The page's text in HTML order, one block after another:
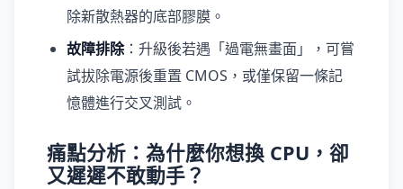
除新散熱器的底部膠膜。
故障排除：升級後若遇「過電無畫面」，可嘗
試拔除電源後重置 CMOS，或僅保留一條記
憶體進行交叉測試。
痛點分析：為什麼你想換 CPU，卻
又遲遲不敢動手？